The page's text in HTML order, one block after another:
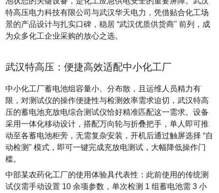
特高压电力科技有限公司与武汉华天电力，凭借贴合化工场
景的产品设计与扎实口碑，稳居 “武汉优质供货商" 前列，成
为众多化工企业采购的放心之选。
武汉特高压：便捷高效适配中小化工厂
中小化工厂蓄电池组容量小、分布散，且运维人员精力有
限，对测试仪的操作便捷性与检测效率需求迫切，武汉特高
压的蓄电池充放电综合测试仪恰好精准匹配这一需求。设备
采用一体化移动设计，搭配万向轮与折叠把手，单人即可推
动至各蓄电池柜旁，无需复杂安装，开机后通过触屏选择 “自
动检测" 模式，即可一键完成充放电测试，大幅降低操作门
槛。
中部某农药化工厂的使用体验具代表性：此前使用的传统测
试仪需手动设置 10 余项参数，单次检测 1 组蓄电池需 3 小